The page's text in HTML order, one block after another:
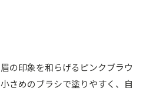
の印象を和らげるピンクブラウ
さめのブラシで塗りやすく、自